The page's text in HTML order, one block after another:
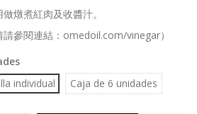
燉煮紅肉及收醬汁。
請參閱連結：omedoil.com/vinegar）
individual
Caja de 6 unidades